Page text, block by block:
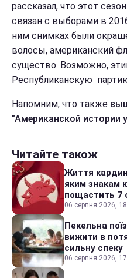
рассказал, что этот
связан с выборами в
ним снимках были
волосы, американский
существо. Возможно,
Республиканскую
Напомним, что также
"Американской истории
Читайте також
Життя
яким знакам
пощастить 7
06 серпня 2026,
Пекельна
вижити в
сильну спеку
06 серпня 2026,